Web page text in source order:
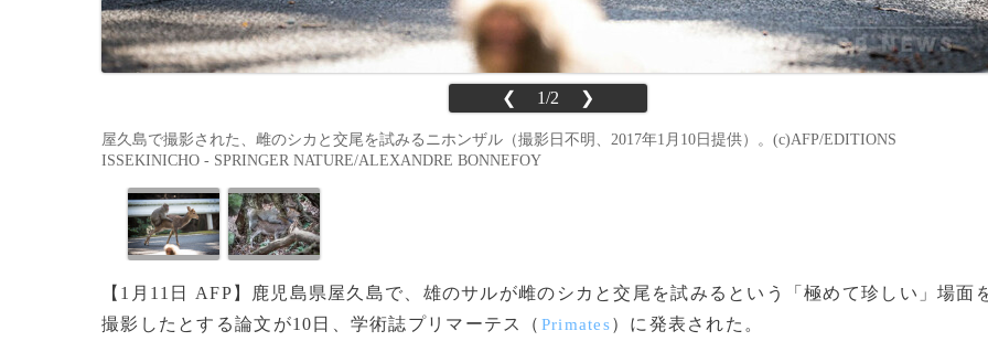
❮ 1/2 ❯
屋久島で撮影された、雌のシカと交尾を試みるニホンザル（撮影日不明、2017年1月10日提供）。(c)AFP/EDITIONS
ISSEKINICHO - SPRINGER NATURE/ALEXANDRE BONNEFOY
【1月11日 AFP】鹿児島県屋久島で、雄のサルが雌のシカと交尾を試みるという「極めて珍しい」場面
撮影したとする論文が10日、学術誌プリマーテス（ Primates）に発表された。